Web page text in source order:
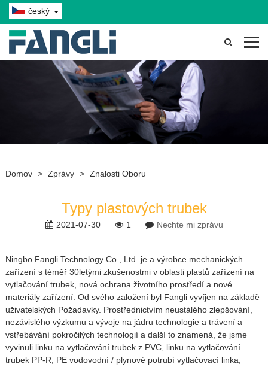
český
Domov > Zprávy > Znalosti Oboru
Typy plastových trubek
2021-07-30 1 Nechte mi zprávu
Ningbo Fangli Technology Co., Ltd. je a výrobce mechanických
zařízení s téměř 30letými zkušenostmi v oblasti plastů zařízení na
vytlačování trubek, nová ochrana životního prostředí a nové
materiály zařízení. Od svého založení byl Fangli vyvíjen na základě
uživatelských Požadavky. Prostřednictvím neustálého zlepšování,
nezávislého výzkumu a vývoje na jádru technologie a trávení a
vstřebávání pokročilých technologií a další to znamená, že jsme
vyvinuli linku na vytlačování trubek z PVC, linku na vytlačování
trubek PP-R, PE vodovodní / plynové potrubí vytlačovací linka,